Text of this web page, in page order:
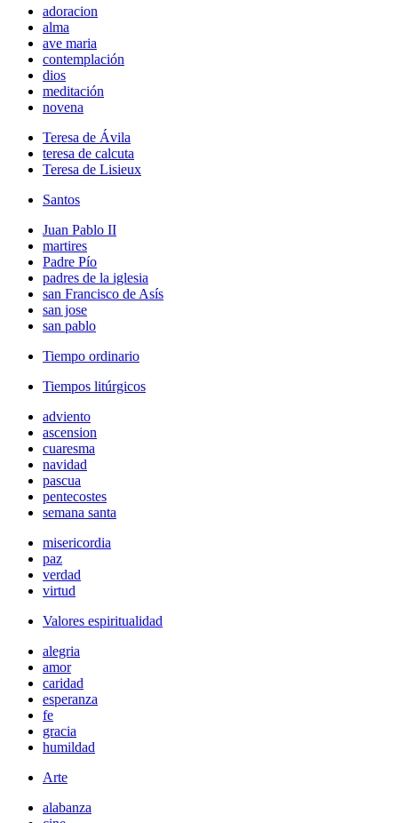
adoracion
alma
ave maria
contemplación
dios
meditación
novena
Teresa de Ávila
teresa de calcuta
Teresa de Lisieux
Santos
Juan Pablo II
martires
Padre Pío
padres de la iglesia
san Francisco de Asís
san jose
san pablo
Tiempo ordinario
Tiempos litúrgicos
adviento
ascension
cuaresma
navidad
pascua
pentecostes
semana santa
misericordia
paz
verdad
virtud
Valores espiritualidad
alegria
amor
caridad
esperanza
fe
gracia
humildad
Arte
alabanza